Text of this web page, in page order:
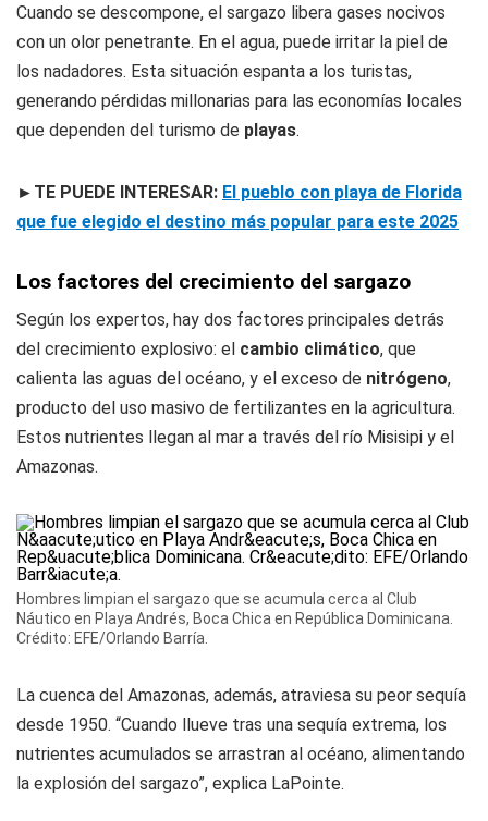
Cuando se descompone, el sargazo libera gases nocivos
con un olor penetrante. En el agua, puede irritar la piel de
los nadadores. Esta situación espanta a los turistas,
generando pérdidas millonarias para las economías locales
que dependen del turismo de playas.
►TE PUEDE INTERESAR: El pueblo con playa de Florida
que fue elegido el destino más popular para este 2025
Los factores del crecimiento del sargazo
Según los expertos, hay dos factores principales detrás
del crecimiento explosivo: el cambio climático, que
calienta las aguas del océano, y el exceso de nitrógeno,
producto del uso masivo de fertilizantes en la agricultura.
Estos nutrientes llegan al mar a través del río Misisipi y el
Amazonas.
Hombres limpian el sargazo que se acumula cerca al Club
Náutico en Playa Andrés, Boca Chica en República Dominicana.
Crédito: EFE/Orlando Barría.
La cuenca del Amazonas, además, atraviesa su peor sequía
desde 1950. “Cuando llueve tras una sequía extrema, los
nutrientes acumulados se arrastran al océano, alimentando
la explosión del sargazo”, explica LaPointe.